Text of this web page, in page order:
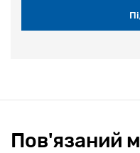
Пов'язаний